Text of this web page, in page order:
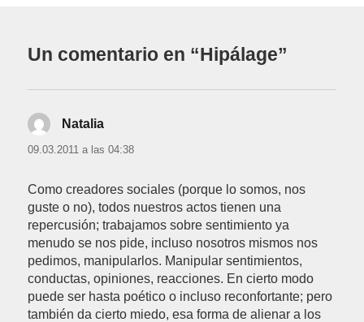
Un comentario en “Hipálage”
Natalia
09.03.2011 a las 04:38
Como creadores sociales (porque lo somos, nos
guste o no), todos nuestros actos tienen una
repercusión; trabajamos sobre sentimiento ya
menudo se nos pide, incluso nosotros mismos nos
pedimos, manipularlos. Manipular sentimientos,
conductas, opiniones, reacciones. En cierto modo
puede ser hasta poético o incluso reconfortante; pero
también da cierto miedo, esa forma de alienar a los